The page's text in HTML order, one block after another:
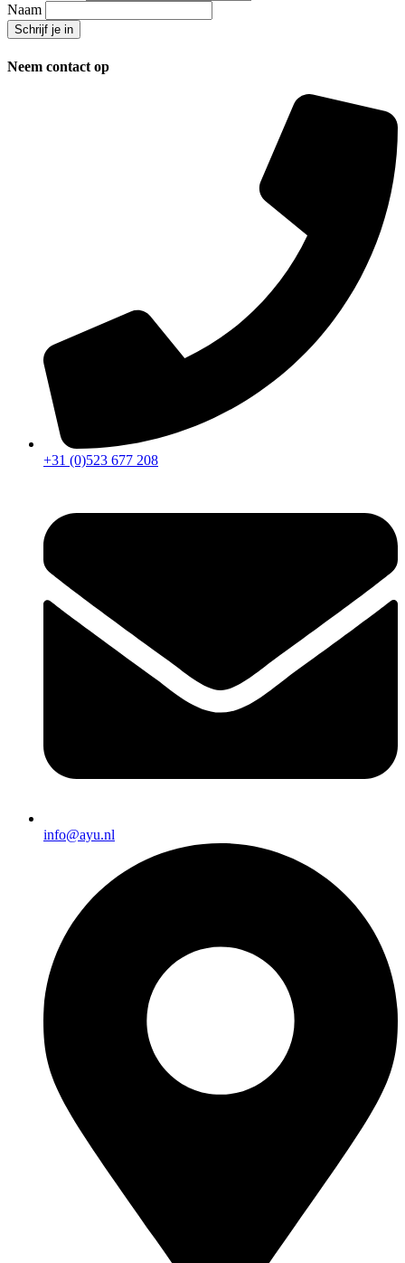
Naam
Neem contact op
+31 (0)523 677 208
info@ayu.nl